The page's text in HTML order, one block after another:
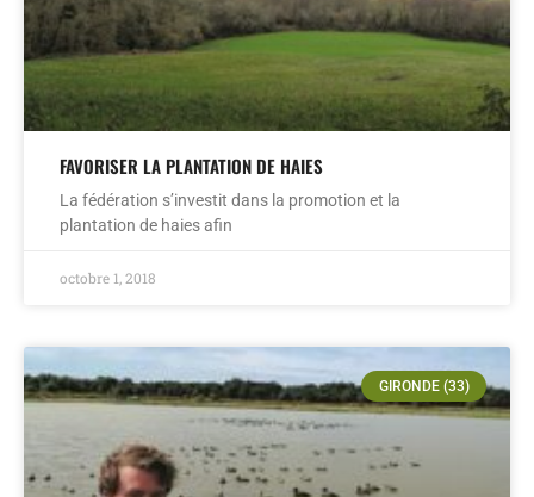
FAVORISER LA PLANTATION DE HAIES
La fédération s’investit dans la promotion et la
plantation de haies afin
octobre 1, 2018
GIRONDE (33)